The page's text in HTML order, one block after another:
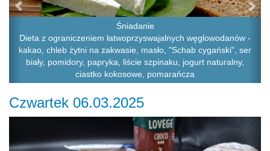
Śniadanie
Dieta z ograniczeniem łatwoprzyswajalnych węglowodanów -
kakao, chleb żytni na zakwasie, masło, "Schab cygański", ser
biały, pomidory, papryka, liście szpinaku, jogurt naturalny,
ciastko kokosowe, pomarańcza
Czwartek 06.03.2025